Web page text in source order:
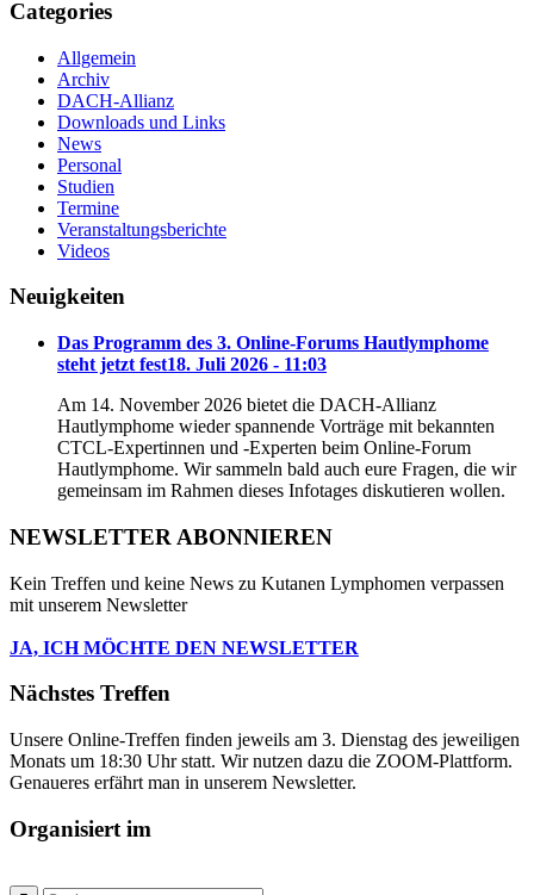
Categories
Allgemein
Archiv
DACH-Allianz
Downloads und Links
News
Personal
Studien
Termine
Veranstaltungsberichte
Videos
Neuigkeiten
Das Programm des 3. Online-Forums Hautlymphome
steht jetzt fest18. Juli 2026 - 11:03
Am 14. November 2026 bietet die DACH-Allianz
Hautlymphome wieder spannende Vorträge mit bekannten
CTCL-Expertinnen und -Experten beim Online-Forum
Hautlymphome. Wir sammeln bald auch eure Fragen, die wir
gemeinsam im Rahmen dieses Infotages diskutieren wollen.
NEWSLETTER ABONNIEREN
Kein Treffen und keine News zu Kutanen Lymphomen verpassen
mit unserem Newsletter
JA, ICH MÖCHTE DEN NEWSLETTER
Nächstes Treffen
Unsere Online-Treffen finden jeweils am 3. Dienstag des jeweiligen
Monats um 18:30 Uhr statt. Wir nutzen dazu die ZOOM-Plattform.
Genaueres erfährt man in unserem Newsletter.
Organisiert im